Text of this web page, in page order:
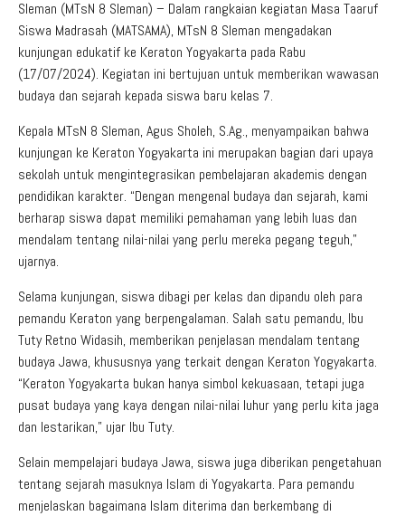
Pojok Literasi
Maklumat Pelayanan
Download
Informasi Publik
Regulasi PPID
Struktur Organisasi
Sleman (MTsN 8 Sleman) – Dalam rangkaian kegiatan Masa Taaruf
Siswa Madrasah (MATSAMA), MTsN 8 Sleman mengadakan
kunjungan edukatif ke Keraton Yogyakarta pada Rabu
(17/07/2024). Kegiatan ini bertujuan untuk memberikan wawasan
budaya dan sejarah kepada siswa baru kelas 7.
Kepala MTsN 8 Sleman, Agus Sholeh, S.Ag., menyampaikan bahwa
kunjungan ke Keraton Yogyakarta ini merupakan bagian dari upaya
sekolah untuk mengintegrasikan pembelajaran akademis dengan
pendidikan karakter. “Dengan mengenal budaya dan sejarah, kami
berharap siswa dapat memiliki pemahaman yang lebih luas dan
mendalam tentang nilai-nilai yang perlu mereka pegang teguh,”
ujarnya.
Selama kunjungan, siswa dibagi per kelas dan dipandu oleh para
pemandu Keraton yang berpengalaman. Salah satu pemandu, Ibu
Tuty Retno Widasih, memberikan penjelasan mendalam tentang
budaya Jawa, khususnya yang terkait dengan Keraton Yogyakarta.
“Keraton Yogyakarta bukan hanya simbol kekuasaan, tetapi juga
pusat budaya yang kaya dengan nilai-nilai luhur yang perlu kita jaga
dan lestarikan,” ujar Ibu Tuty.
Selain mempelajari budaya Jawa, siswa juga diberikan pengetahuan
tentang sejarah masuknya Islam di Yogyakarta. Para pemandu
menjelaskan bagaimana Islam diterima dan berkembang di